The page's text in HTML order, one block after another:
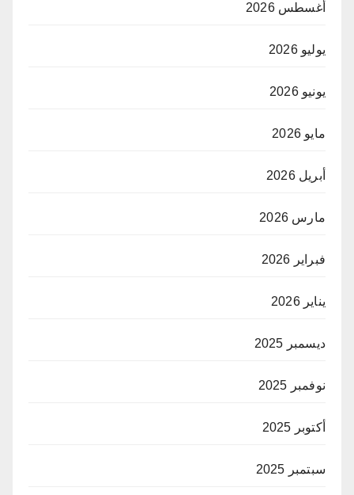
أغسطس 2026
يوليو 2026
يونيو 2026
مايو 2026
أبريل 2026
مارس 2026
فبراير 2026
يناير 2026
ديسمبر 2025
نوفمبر 2025
أكتوبر 2025
سبتمبر 2025